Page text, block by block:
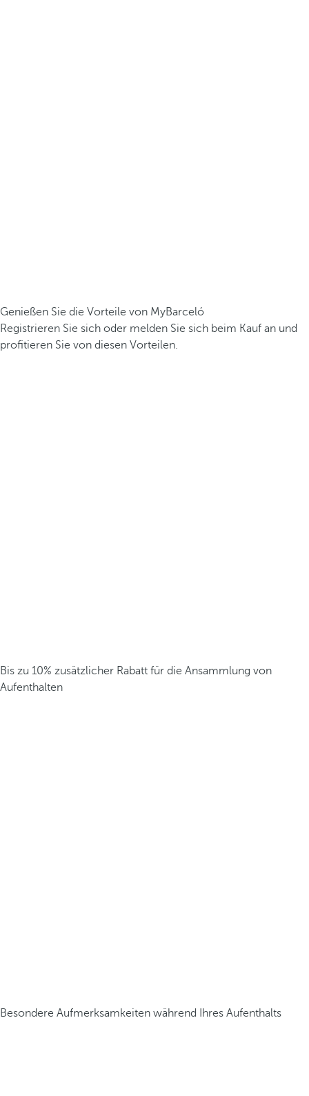
Genießen Sie die Vorteile von MyBarceló
Registrieren Sie sich oder melden Sie sich beim Kauf an und
profitieren Sie von diesen Vorteilen.
Bis zu 10% zusätzlicher Rabatt für die Ansammlung von
Aufenthalten
Besondere Aufmerksamkeiten während Ihres Aufenthalts